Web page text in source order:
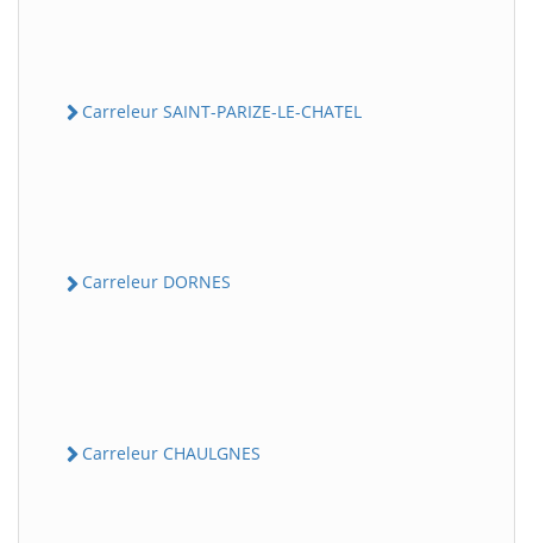
Carreleur SAINT-PARIZE-LE-CHATEL
Carreleur DORNES
Carreleur CHAULGNES